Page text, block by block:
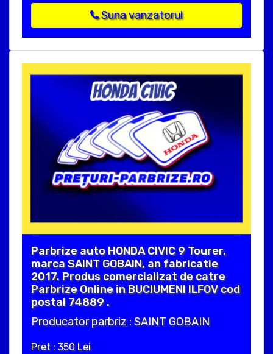
Suna vanzatorul
Parbrize auto HONDA CIVIC 9 Tourer,
marca SAINT GOBAIN, an fabricatie
2017. Produs comercializat de catre
Parbrize Online in BUCIUMENI ILFOV cod
postal 74889 .
Producator parbriz : SAINT GOBAIN
Pret : 350 Lei